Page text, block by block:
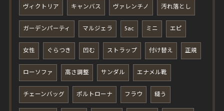
ヴィクトリア キャンバス ヴァレンチノ 汚れ落とし
ガーデンパーティ マルジェラ 5ac ミニ エピ
女性 ぐらつき 凹む ストラップ 付け替え 正規
ローソファ 高さ調整 サンダル エナメル靴
チェーンバッグ ポルトローナ フラウ 縫う